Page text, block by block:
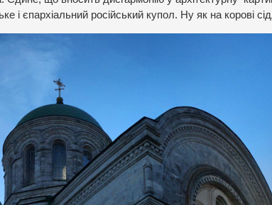
і єпархіальний російський купол. Ну як на корові